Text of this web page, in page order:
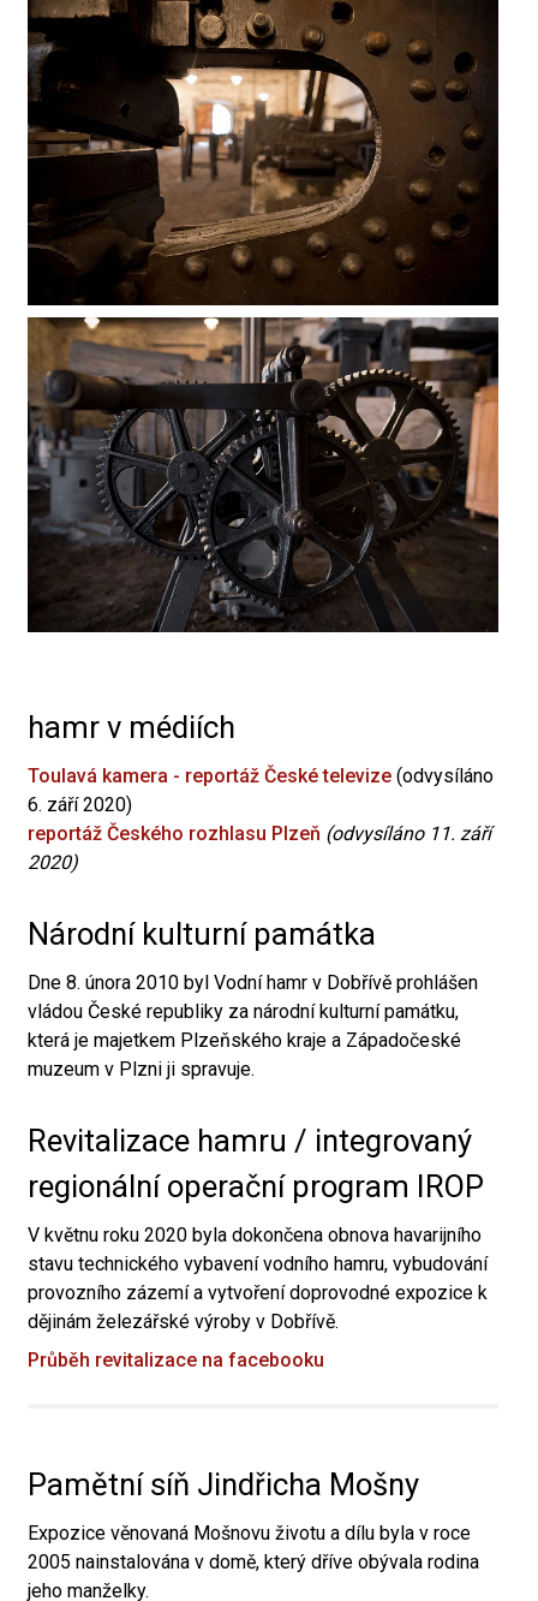
hamr v médiích
Toulavá kamera - reportáž České televize (odvysíláno
6. září 2020)
reportáž Českého rozhlasu Plzeň (odvysíláno 11. září
2020)
Národní kulturní památka
Dne 8. února 2010 byl Vodní hamr v Dobřívě prohlášen
vládou České republiky za národní kulturní památku,
která je majetkem Plzeňského kraje a Západočeské
muzeum v Plzni ji spravuje.
Revitalizace hamru / integrovaný
regionální operační program IROP
V květnu roku 2020 byla dokončena obnova havarijního
stavu technického vybavení vodního hamru, vybudování
provozního zázemí a vytvoření doprovodné expozice k
dějinám železářské výroby v Dobřívě.
Průběh revitalizace na facebooku
Pamětní síň Jindřicha Mošny
Expozice věnovaná Mošnovu životu a dílu byla v roce
2005 nainstalována v domě, který dříve obývala rodina
jeho manželky.